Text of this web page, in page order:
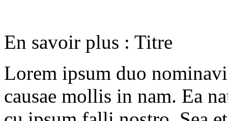
En savoir plus : Titre
Lorem ipsum duo
causae mollis in nam. Ea